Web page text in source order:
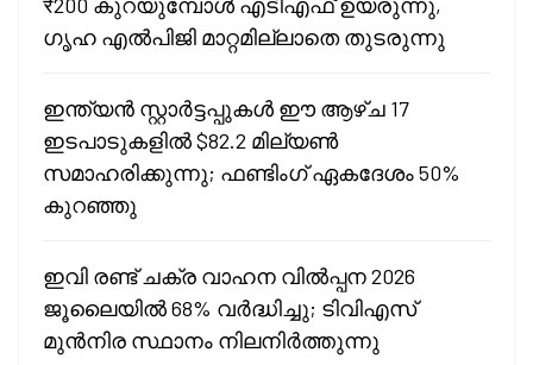
ഗൃഹ എൽപിജി മാറ്റമില്ലാതെ തുടരുന്നു
ഇന്ത്യൻ സ്റ്റാർട്ടപ്പുകൾ ഈ ആഴ്ച 17
ഇടപാടുകളിൽ $82.2 മില്യൺ
സമാഹരിക്കുന്നു; ഫണ്ടിംഗ് ഏകദേശം 50%
കുറഞ്ഞു
ഇവി രണ്ട് ചക്ര വാഹന വിൽപ്പന 2026
ജൂലൈയിൽ 68% വർദ്ധിച്ചു; ടിവിഎസ്
മുൻനിര സ്ഥാനം നിലനിർത്തുന്നു